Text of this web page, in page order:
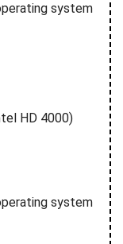
system
HD 4000)
system